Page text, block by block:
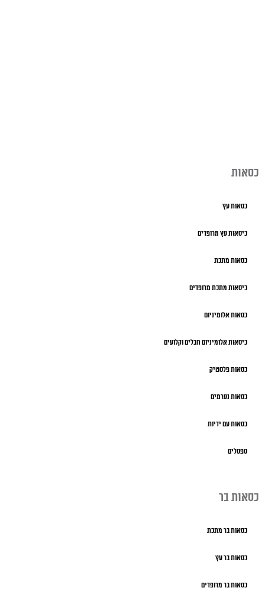
כסאות
כסאות עץ
כיסאות עץ מרופדים
כסאות מתכת
כיסאות מתכת מרופדים
כסאות אלומיניום
כיסאות אלומיניום חבלים וקלועים
כסאות פלסטיק
כסאות נערמים
כסאות עם ידיות
ספסלים
כסאות בר
כסאות בר מתכת
כסאות בר עץ
כסאות בר מרופדים